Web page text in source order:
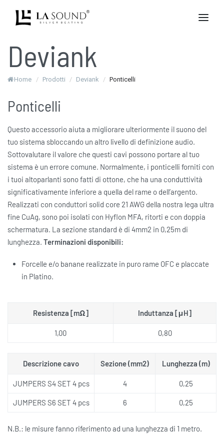
Deviank
Home / Prodotti / Deviank / Ponticelli
Ponticelli
Questo accessorio aiuta a migliorare ulteriormente il suono del
tuo sistema sbloccando un altro livello di definizione audio.
Sottovalutare il valore che questi cavi possono portare al tuo
sistema è un errore comune. Normalmente, i ponticelli forniti con
i tuoi altoparlanti sono fatti di ottone, che ha una conduttività
significativamente inferiore a quella del rame o dell’argento.
Realizzati con conduttori solid core 21 AWG della nostra lega ultra
fine CuAg, sono poi isolati con Hyflon MFA, ritorti e con doppia
schermatura. La sezione standard è di 4mm2 in 0,25m di
lunghezza. Terminazioni disponibili:
Forcelle e/o banane realizzate in puro rame OFC e placcate
in Platino.
Resistenza [mΩ] Induttanza [μH]
1,00 0,80
Descrizione cavo Sezione (mm2) Lunghezza (m)
JUMPERS S4 SET 4 pcs 4 0,25
JUMPERS S6 SET 4 pcs 6 0,25
N.B.: le misure fanno riferimento ad una lunghezza di 1 metro.